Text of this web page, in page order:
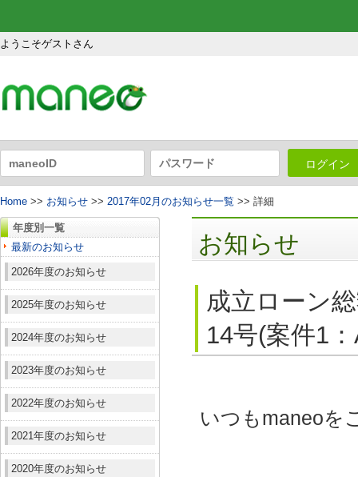
ようこそゲストさん
ログイン
Home >> お知らせ >> 2017年02月のお知らせ一覧 >> 詳細
年度別一覧
最新のお知らせ
2026年度のお知らせ
2025年度のお知らせ
2024年度のお知らせ
2023年度のお知らせ
2022年度のお知らせ
2021年度のお知らせ
2020年度のお知らせ
お知らせ
成立ローン
14号(案件1
いつもmaneoを